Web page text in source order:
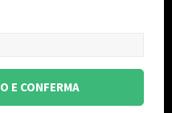
E CONFERMA